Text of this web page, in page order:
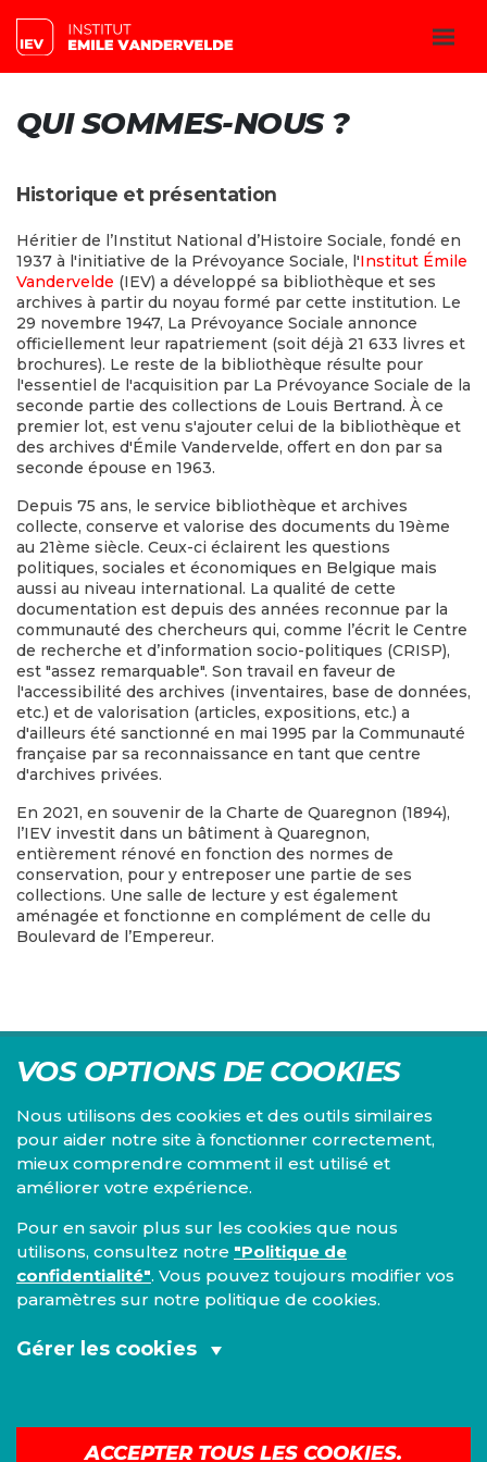
QUI SOMMES-NOUS ?
Historique et présentation
Héritier de l’Institut National d’Histoire Sociale, fondé en
1937 à l'initiative de la Prévoyance Sociale, l'Institut Émile
Vandervelde (IEV) a développé sa bibliothèque et ses
archives à partir du noyau formé par cette institution. Le
29 novembre 1947, La Prévoyance Sociale annonce
officiellement leur rapatriement (soit déjà 21 633 livres et
brochures). Le reste de la bibliothèque résulte pour
l'essentiel de l'acquisition par La Prévoyance Sociale de la
seconde partie des collections de Louis Bertrand. À ce
premier lot, est venu s'ajouter celui de la bibliothèque et
des archives d'Émile Vandervelde, offert en don par sa
seconde épouse en 1963.
Depuis 75 ans, le service bibliothèque et archives
collecte, conserve et valorise des documents du 19ème
au 21ème siècle. Ceux-ci éclairent les questions
politiques, sociales et économiques en Belgique mais
aussi au niveau international. La qualité de cette
documentation est depuis des années reconnue par la
communauté des chercheurs qui, comme l’écrit le Centre
de recherche et d’information socio-politiques (CRISP),
est "assez remarquable". Son travail en faveur de
l'accessibilité des archives (inventaires, base de données,
etc.) et de valorisation (articles, expositions, etc.) a
d'ailleurs été sanctionné en mai 1995 par la Communauté
française par sa reconnaissance en tant que centre
d'archives privées.
En 2021, en souvenir de la Charte de Quaregnon (1894),
l’IEV investit dans un bâtiment à Quaregnon,
entièrement rénové en fonction des normes de
conservation, pour y entreposer une partie de ses
collections. Une salle de lecture y est également
aménagée et fonctionne en complément de celle du
Boulevard de l’Empereur.
VOS OPTIONS DE COOKIES
Nous utilisons des cookies et des outils similaires
pour aider notre site à fonctionner correctement,
mieux comprendre comment il est utilisé et
améliorer votre expérience.
Pour en savoir plus sur les cookies que nous
utilisons, consultez notre "Politique de
confidentialité". Vous pouvez toujours modifier vos
paramètres sur notre politique de cookies.
Gérer les cookies
ACCEPTER TOUS LES COOKIES.
Centre d'études du PS, l'Institut Emile Vandervelde se
consacre à la recherche sur toutes les questions d'ordre
économique, social, financier, administratif, politique,
éthique, juridique et environnemental.
IEV
1000 Bruxelles